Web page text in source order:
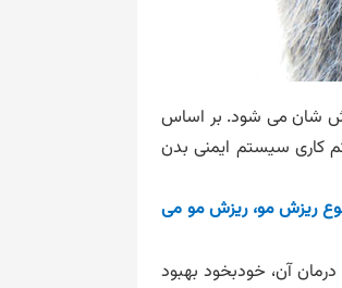
شان می شود. بر اساس
کاری سیستم ایمنی بدن
ریزش مو، ریزش مو می
آن، خودبخود بهبود